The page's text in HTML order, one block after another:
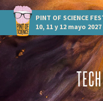
PINT OF SCIENCE
10, 11 y 12 mayo 2027